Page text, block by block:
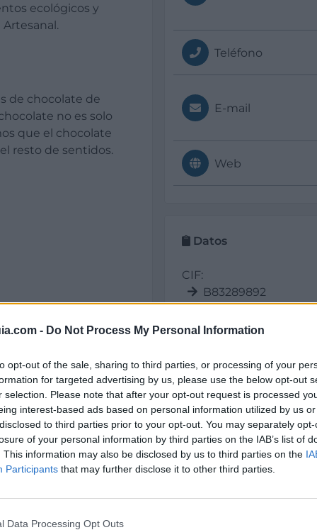
- Do Not Process My Personal Information
opt-out of the sale, sharing to third parties, or processing of your
for targeted advertising by us, please use the below opt-out
selection. Please note that after your opt-out request is processed
interest-based ads based on personal information utilized by us
to third parties prior to your opt-out. You may separately
of your personal information by third parties on the IAB’s list of
This information may also be disclosed by us to third parties on the
Participants that may further disclose it to other third parties.
Data Processing Opt Outs
ecológicos y
de chocolate de
no es solo
que el chocolate
resto de sentidos.
Teléfono
E-mail
Web
Datos
CIF:
B83289892
2012
Pertenece a:
Grupo Abadía de
Área comercial:
Nacional
Sectores y